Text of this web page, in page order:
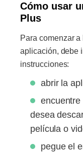
Cómo usar
Plus
Para comenzar
aplicación, debe
instrucciones:
abrir la
desea
película o
pegue el